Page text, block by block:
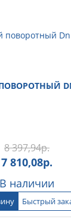
DN
8 397,94р.
7 810,08р.
В наличии
Быстрый